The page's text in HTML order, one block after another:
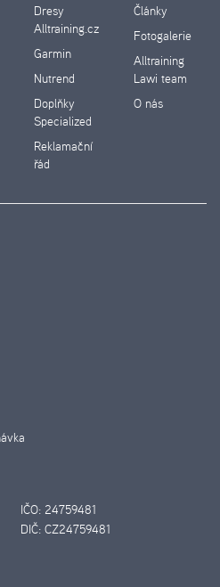
Dresy
Alltraining.cz
Garmin
Nutrend
Doplňky
Specialized
Reklamační
řád
Články
Fotogalerie
Alltraining
Lawi team
O nás
IČO: 24759481
DIČ: CZ24759481